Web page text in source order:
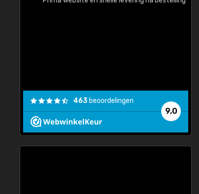
9,0
463 beoordelingen